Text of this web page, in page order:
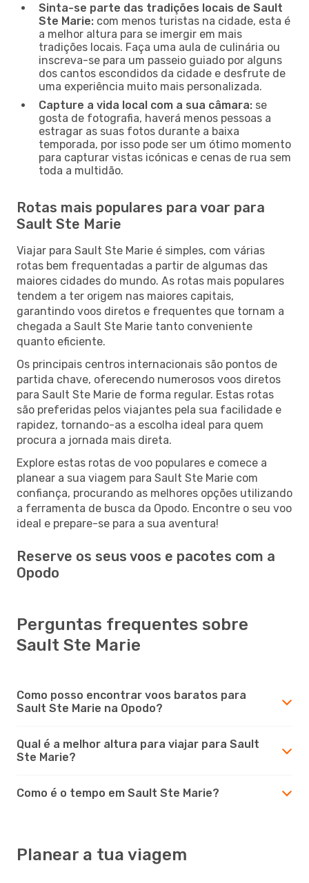
Sinta-se parte das tradições locais de Sault
Ste Marie: com menos turistas na cidade, esta é
a melhor altura para se imergir em mais
tradições locais. Faça uma aula de culinária ou
inscreva-se para um passeio guiado por alguns
dos cantos escondidos da cidade e desfrute de
uma experiência muito mais personalizada.
Capture a vida local com a sua câmara: se
gosta de fotografia, haverá menos pessoas a
estragar as suas fotos durante a baixa
temporada, por isso pode ser um ótimo momento
para capturar vistas icónicas e cenas de rua sem
toda a multidão.
Rotas mais populares para voar para
Sault Ste Marie
Viajar para Sault Ste Marie é simples, com várias
rotas bem frequentadas a partir de algumas das
maiores cidades do mundo. As rotas mais populares
tendem a ter origem nas maiores capitais,
garantindo voos diretos e frequentes que tornam a
chegada a Sault Ste Marie tanto conveniente
quanto eficiente.
Os principais centros internacionais são pontos de
partida chave, oferecendo numerosos voos diretos
para Sault Ste Marie de forma regular. Estas rotas
são preferidas pelos viajantes pela sua facilidade e
rapidez, tornando-as a escolha ideal para quem
procura a jornada mais direta.
Explore estas rotas de voo populares e comece a
planear a sua viagem para Sault Ste Marie com
confiança, procurando as melhores opções utilizando
a ferramenta de busca da Opodo. Encontre o seu voo
ideal e prepare-se para a sua aventura!
Reserve os seus voos e pacotes com a
Opodo
Perguntas frequentes sobre
Sault Ste Marie
Como posso encontrar voos baratos para
Sault Ste Marie na Opodo?
Qual é a melhor altura para viajar para Sault
Ste Marie?
Como é o tempo em Sault Ste Marie?
Planear a tua viagem